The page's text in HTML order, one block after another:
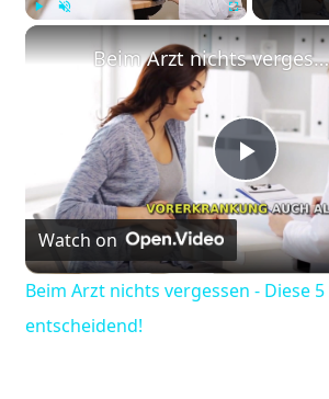
Play
Video
Beim Arzt nichts vergessen - Diese 5 Infos sind entscheidend!
Watch on
Beim Arzt nichts vergessen - Diese
entscheidend!